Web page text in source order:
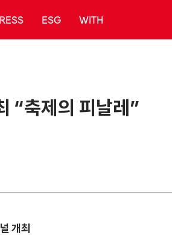
ESG WITH
“축제의 피날레”
개최